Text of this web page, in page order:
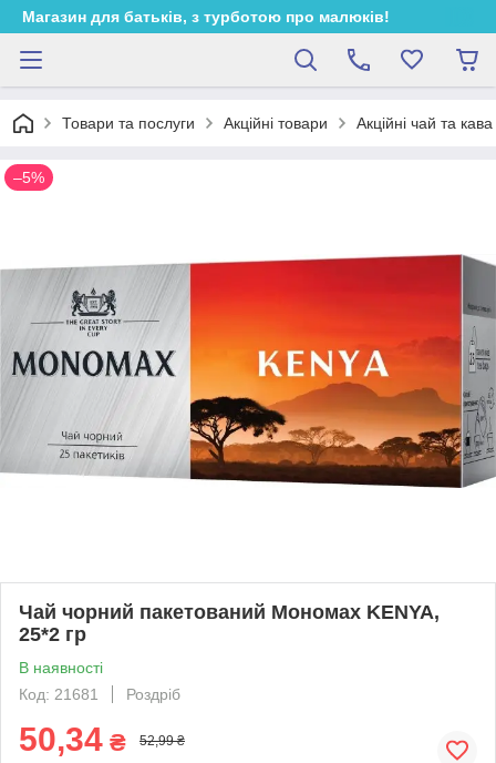
Магазин для батьків, з турботою про малюків!
Товари та послуги Акційні товари Акційні чай та кава
–5%
Чай чорний пакетований Мономах KENYA,
25*2 гр
В наявності
Код: 21681
Роздріб
50,34 ₴ 52,99 ₴